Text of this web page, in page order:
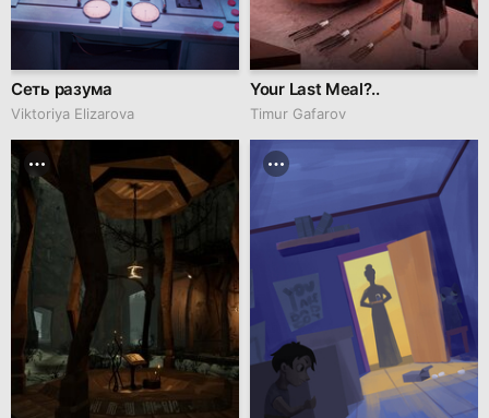
Сеть разума
Viktoriya Elizarova
Your Last Meal?..
Timur Gafarov